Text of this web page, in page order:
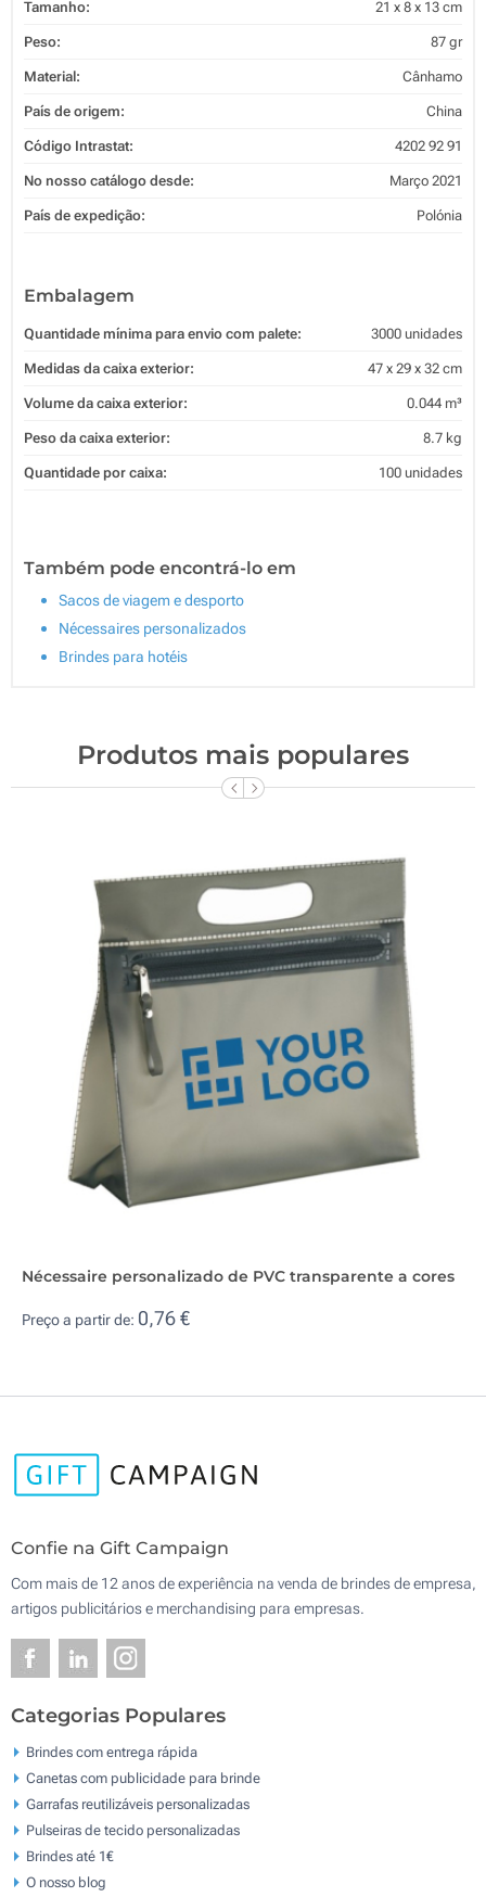
Tamanho: 21 x 8 x 13 cm
Peso: 87 gr
Material: Cânhamo
País de origem: China
Código Intrastat: 4202 92 91
No nosso catálogo desde: Março 2021
País de expedição: Polónia
Embalagem
Quantidade mínima para envio com palete: 3000 unidades
Medidas da caixa exterior: 47 x 29 x 32 cm
Volume da caixa exterior: 0.044 m³
Peso da caixa exterior: 8.7 kg
Quantidade por caixa: 100 unidades
Também pode encontrá-lo em
Sacos de viagem e desporto
Nécessaires personalizados
Brindes para hotéis
Produtos mais populares
Nécessaire personalizado de PVC transparente a cores
Preço a partir de: 0,76 €
Confie na Gift Campaign
Com mais de 12 anos de experiência na venda de brindes de empresa,
artigos publicitários e merchandising para empresas.
Categorias Populares
Brindes com entrega rápida
Canetas com publicidade para brinde
Garrafas reutilizáveis personalizadas
Pulseiras de tecido personalizadas
Brindes até 1€
O nosso blog